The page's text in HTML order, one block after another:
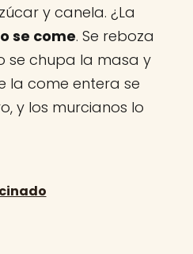
y canela. ¿La
se come. Se reboza
se chupa la masa y
la come entera se
y los murcianos lo